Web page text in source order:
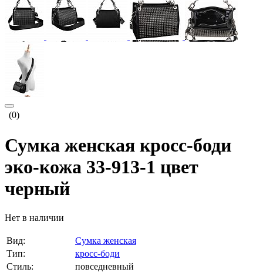
(0)
Сумка женская кросс-боди
эко-кожа 33-913-1 цвет
черный
Нет в наличии
Вид:
Сумка женская
Тип:
кросс-боди
Стиль:
повседневный